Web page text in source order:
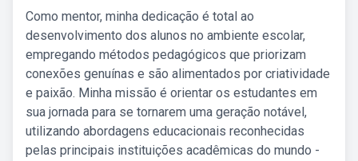
Como mentor, minha dedicação é total ao
desenvolvimento dos alunos no ambiente escolar,
empregando métodos pedagógicos que priorizam
conexões genuínas e são alimentados por criatividade
e paixão. Minha missão é orientar os estudantes em
sua jornada para se tornarem uma geração notável,
utilizando abordagens educacionais reconhecidas
pelas principais instituições acadêmicas do mundo -